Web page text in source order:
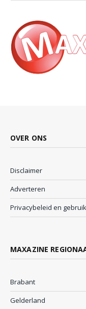
OVER ONS
Disclaimer
Adverteren
Privacybeleid en
MAXAZINE
Brabant
Gelderland